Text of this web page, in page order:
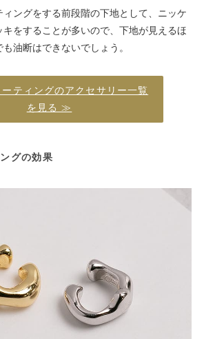
ィングをする前段階の下地として、ニッケ
をすることが多いので、下地が見えるほ
油断はできないでしょう。
ーティングのアクセサリー一覧
を見る ≫
グの効果